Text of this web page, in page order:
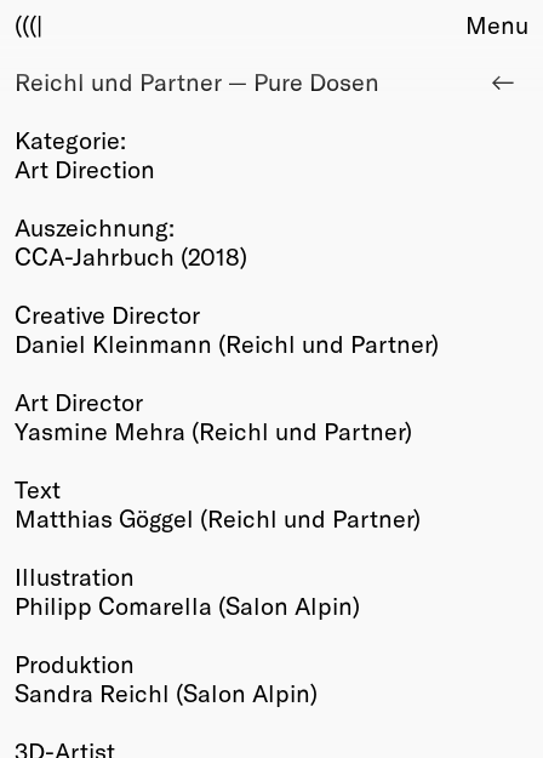
(((|
About
Award
Sponsors
TBD
Upcoming
Past
Membership
Info
Young Creatives
Friends of Creativity
Winners
2026
Annual
Menu
Reichl und Partner — Pure Dosen
Kategorie:
Art Direction
Auszeichnung:
CCA-Jahrbuch (2018)
Creative Director
Daniel Kleinmann (Reichl und Partner)
Art Director
Yasmine Mehra (Reichl und Partner)
Text
Matthias Göggel (Reichl und Partner)
Illustration
Philipp Comarella (Salon Alpin)
Produktion
Sandra Reichl (Salon Alpin)
3D-Artist